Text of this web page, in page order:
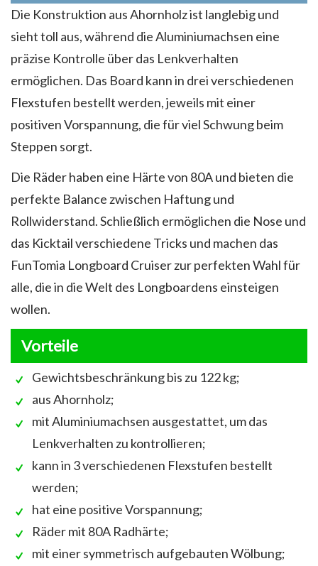
Die Konstruktion aus Ahornholz ist langlebig und
sieht toll aus, während die Aluminiumachsen eine
präzise Kontrolle über das Lenkverhalten
ermöglichen. Das Board kann in drei verschiedenen
Flexstufen bestellt werden, jeweils mit einer
positiven Vorspannung, die für viel Schwung beim
Steppen sorgt.
Die Räder haben eine Härte von 80A und bieten die
perfekte Balance zwischen Haftung und
Rollwiderstand. Schließlich ermöglichen die Nose und
das Kicktail verschiedene Tricks und machen das
FunTomia Longboard Cruiser zur perfekten Wahl für
alle, die in die Welt des Longboardens einsteigen
wollen.
Vorteile
Gewichtsbeschränkung bis zu 122 kg;
aus Ahornholz;
mit Aluminiumachsen ausgestattet, um das
Lenkverhalten zu kontrollieren;
kann in 3 verschiedenen Flexstufen bestellt
werden;
hat eine positive Vorspannung;
Räder mit 80A Radhärte;
mit einer symmetrisch aufgebauten Wölbung;